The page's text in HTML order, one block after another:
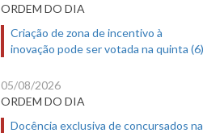
ORDEM DO DIA
Criação de zona de incentivo à
inovação pode ser votada na quinta (6)
05/08/2026
ORDEM DO DIA
Docência exclusiva de concursados na